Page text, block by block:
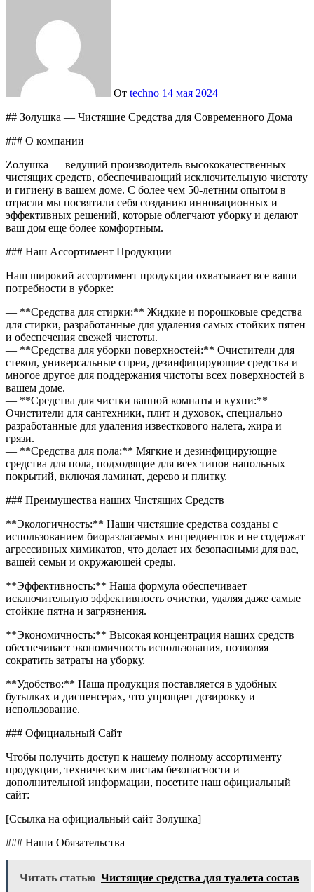
От techno 14 мая 2024
## Золушка — Чистящие Средства для Современного Дома
### О компании
Zолушка — ведущий производитель высококачественных
чистящих средств, обеспечивающий исключительную чистоту
и гигиену в вашем доме. С более чем 50-летним опытом в
отрасли мы посвятили себя созданию инновационных и
эффективных решений, которые облегчают уборку и делают
ваш дом еще более комфортным.
### Наш Ассортимент Продукции
Наш широкий ассортимент продукции охватывает все ваши
потребности в уборке:
— **Средства для стирки:** Жидкие и порошковые средства
для стирки, разработанные для удаления самых стойких пятен
и обеспечения свежей чистоты.
— **Средства для уборки поверхностей:** Очистители для
стекол, универсальные спреи, дезинфицирующие средства и
многое другое для поддержания чистоты всех поверхностей в
вашем доме.
— **Средства для чистки ванной комнаты и кухни:**
Очистители для сантехники, плит и духовок, специально
разработанные для удаления известкового налета, жира и
грязи.
— **Средства для пола:** Мягкие и дезинфицирующие
средства для пола, подходящие для всех типов напольных
покрытий, включая ламинат, дерево и плитку.
### Преимущества наших Чистящих Средств
**Экологичность:** Наши чистящие средства созданы с
использованием биоразлагаемых ингредиентов и не содержат
агрессивных химикатов, что делает их безопасными для вас,
вашей семьи и окружающей среды.
**Эффективность:** Наша формула обеспечивает
исключительную эффективность очистки, удаляя даже самые
стойкие пятна и загрязнения.
**Экономичность:** Высокая концентрация наших средств
обеспечивает экономичность использования, позволяя
сократить затраты на уборку.
**Удобство:** Наша продукция поставляется в удобных
бутылках и диспенсерах, что упрощает дозировку и
использование.
### Официальный Сайт
Чтобы получить доступ к нашему полному ассортименту
продукции, техническим листам безопасности и
дополнительной информации, посетите наш официальный
сайт:
[Ссылка на официальный сайт Золушка]
### Наши Обязательства
Читать статью Чистящие средства для туалета состав